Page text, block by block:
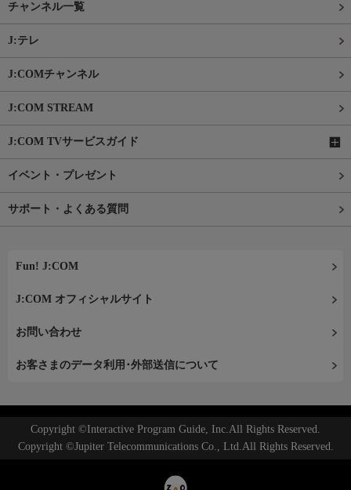
チャンネル一覧
J:テレ
J:COMチャンネル
J:COM STREAM
J:COM TVサービスガイド
イベント・プレゼント
サポート・よくある質問
Fun! J:COM
J:COM オフィシャルサイト
お問い合わせ
お客さまのデータ利用･外部送信について
Copyright ©Interactive Program Guide, Inc.All Rights Reserved.
Copyright ©Jupiter Telecommunications Co., Ltd.All Rights Reserved.